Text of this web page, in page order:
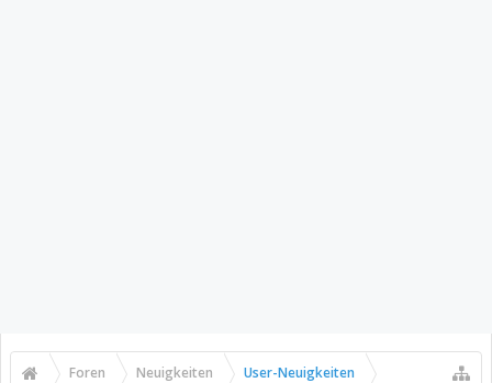
Foren Neuigkeiten User-Neuigkeiten